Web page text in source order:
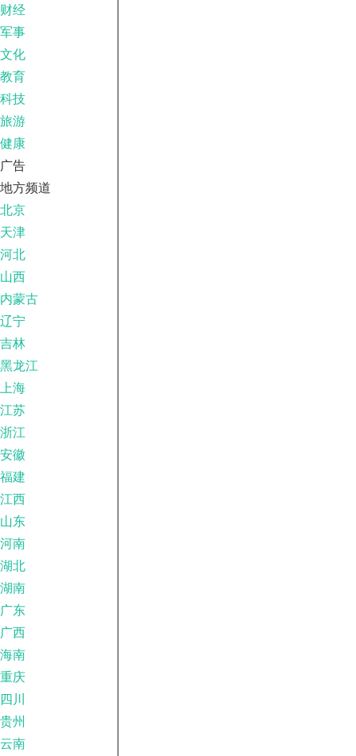
财经
军事
文化
教育
科技
旅游
健康
广告
地方频道
北京
天津
河北
山西
内蒙古
辽宁
吉林
黑龙江
上海
江苏
浙江
安徽
福建
江西
山东
河南
湖北
湖南
广东
广西
海南
重庆
四川
贵州
云南